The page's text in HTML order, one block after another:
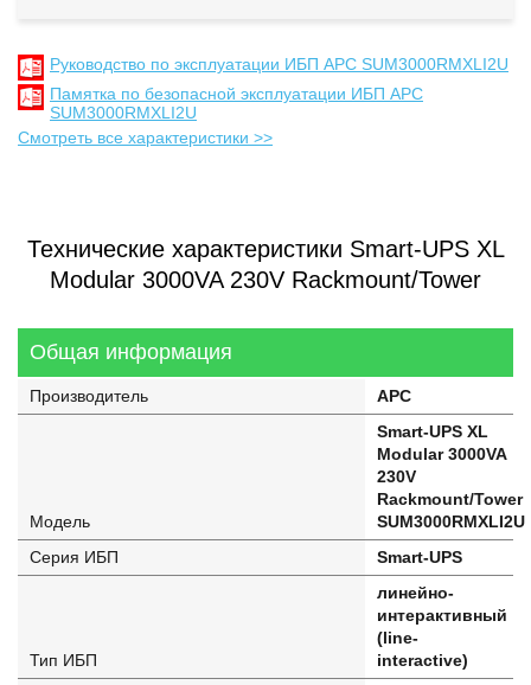
Руководство по эксплуатации ИБП APC SUM3000RMXLI2U
Памятка по безопасной эксплуатации ИБП APC
SUM3000RMXLI2U
Смотреть все характеристики >>
Технические характеристики Smart-UPS XL
Modular 3000VA 230V Rackmount/Tower
Общая информация
Производитель APC
Модель
Smart-UPS XL
Modular 3000VA
230V
Rackmount/Tower
SUM3000RMXLI2U
Серия ИБП
Smart-UPS
Тип ИБП
линейно-
интерактивный
(line-
interactive)